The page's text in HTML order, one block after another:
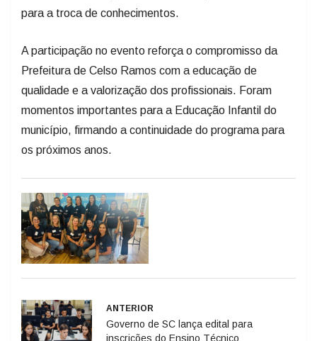
para a troca de conhecimentos.
A participação no evento reforça o compromisso da
Prefeitura de Celso Ramos com a educação de
qualidade e a valorização dos profissionais. Foram
momentos importantes para a Educação Infantil do
município, firmando a continuidade do programa para
os próximos anos.
ANTERIOR
Governo de SC lança edital para
inscrições do Ensino Técnico